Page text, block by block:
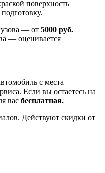
поверхность
— от 5000 руб.
— оценивается
с места
Если вы остаетесь на
вас бесплатная.
Действуют скидки от